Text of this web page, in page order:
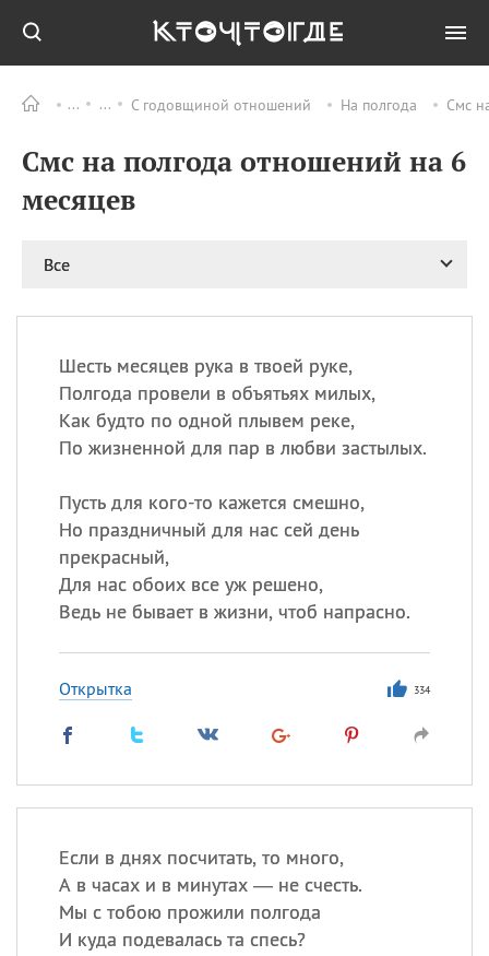
С годовщиной отношений На полгода Смс
Смс на полгода отношений на 6
месяцев
Все
Шесть месяцев рука в твоей руке,
Полгода провели в объятьях милых,
Как будто по одной плывем реке,
По жизненной для пар в любви застылых.
Пусть для кого-то кажется смешно,
Но праздничный для нас сей день
прекрасный,
Для нас обоих все уж решено,
Ведь не бывает в жизни, чтоб напрасно.
Открытка 334
Если в днях посчитать, то много,
А в часах и в минутах — не счесть.
Мы с тобою прожили полгода
И куда подевалась та спесь?
ПРАЗДНИКИ Все
11.08 Рождество святителя
праздник
12.08 День
Военно‑воздушных сил
(День ВВС) РФ
Сегодня празднуют именины
Акакий,Василий
Еще